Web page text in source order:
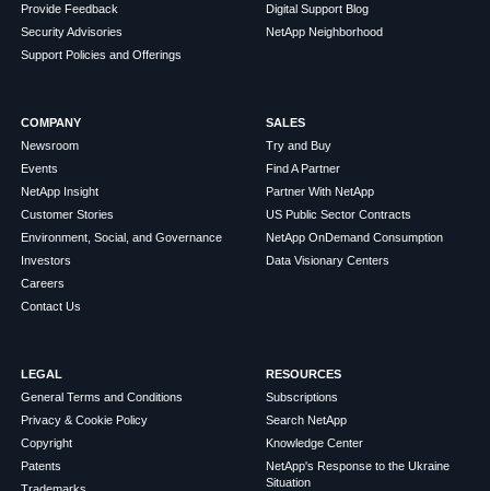
Provide Feedback
Security Advisories
Support Policies and Offerings
Digital Support Blog
NetApp Neighborhood
COMPANY
Newsroom
Events
NetApp Insight
Customer Stories
Environment, Social, and Governance
Investors
Careers
Contact Us
SALES
Try and Buy
Find A Partner
Partner With NetApp
US Public Sector Contracts
NetApp OnDemand Consumption
Data Visionary Centers
LEGAL
General Terms and Conditions
Privacy & Cookie Policy
Copyright
Patents
RESOURCES
Subscriptions
Search NetApp
Knowledge Center
NetApp's Response to the Ukraine
Situation